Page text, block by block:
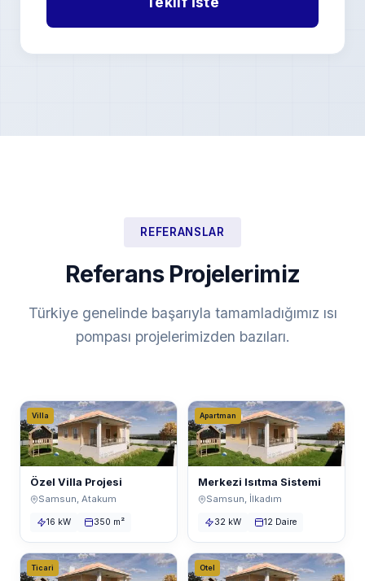
REFERANSLAR
Referans Projelerimiz
Türkiye genelinde başarıyla tamamladığımız ısı
pompası projelerimizden bazıları.
Villa
Özel Villa Projesi
Samsun, Atakum
16 kW 350 m²
Apartman
Merkezi Isıtma Sistemi
Samsun, İlkadım
32 kW 12 Daire
Ticari Otel